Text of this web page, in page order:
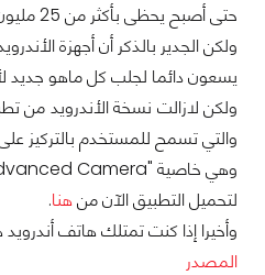
حتى أصبح يحظى بأكثر من 25 مليون مستخدم مما يجعل من منصات انستجرام أكبر شبكة اجتماعية نقالة.
يسعون دائما لجلب كل ماهو جديد
والتي تسمح للمستخدم بالتركيز
وهي خاصية "Advanced Camera" والتي تعمل على تحجيم الصور بشكل آلي بحيث لاتحتاج إلى إعادة قص الصورة عبر واجهات البرنامج.
لتحميل التطبيق الآن منهنا.
وأخيرا إذا كنت تمتلك هاتف
المصدر